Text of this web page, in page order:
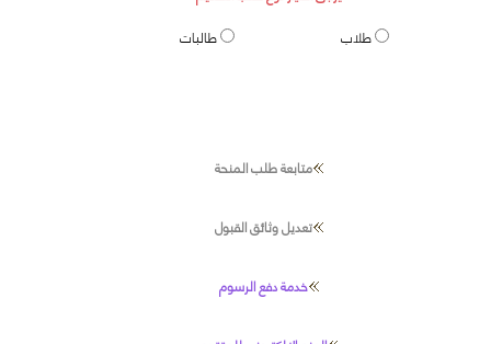
طلاب
طالبات
متابعة طلب المنحة
تعديل وثائق القبول
خدمة دفع الرسوم